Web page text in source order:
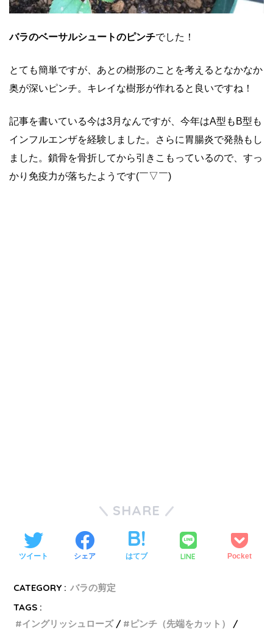
バラのベーサルシュートのピンチでした！
とても簡単ですが、あとの樹形のことを考えるとなかなか
奥が深いピンチ。キレイな樹形が作れると良いですね！
記事を書いている今は3月なんですが、今年はA型もB型も
インフルエンザを経験しました。さらに胃腸炎で発熱もし
ました。鎖骨を骨折してから引きこもっているので、すっ
かり免疫力が落ちたようです(￣▽￣)
SHARE
ツイート シェア はてブ LINE Pocket
CATEGORY : バラの剪定
TAGS :
イングリッシュローズ
ピンチ（先端をカット）